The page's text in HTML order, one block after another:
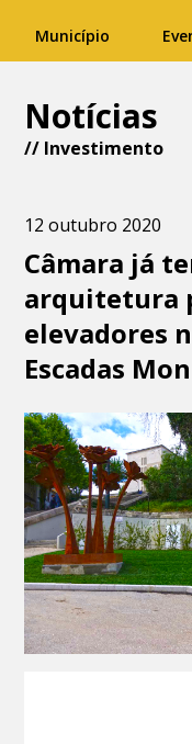
Município
Notícias
// Investimento
12 outubro 2020
Câmara já
arquitetura
elevadores
Escadas